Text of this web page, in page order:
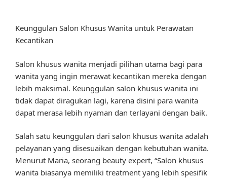
Keunggulan Salon Khusus Wanita untuk Perawatan
Kecantikan
Salon khusus wanita menjadi pilihan utama bagi para
wanita yang ingin merawat kecantikan mereka dengan
lebih maksimal. Keunggulan salon khusus wanita ini
tidak dapat diragukan lagi, karena disini para wanita
dapat merasa lebih nyaman dan terlayani dengan baik.
Salah satu keunggulan dari salon khusus wanita adalah
pelayanan yang disesuaikan dengan kebutuhan wanita.
Menurut Maria, seorang beauty expert, “Salon khusus
wanita biasanya memiliki treatment yang lebih spesifik